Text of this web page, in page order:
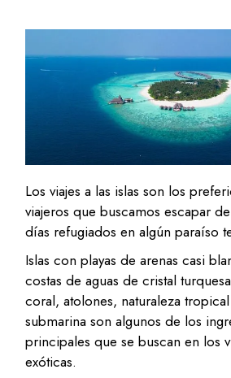
Los viajes a las islas son los
viajeros que buscamos escapar
días refugiados en algún paraíso
Islas con playas de arenas casi
costas de aguas de cristal
coral, atolones, naturaleza
submarina son algunos de los
principales que se buscan en los
exóticas.